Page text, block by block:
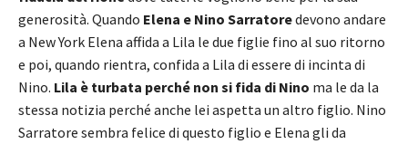
generosità. Quando Elena e Nino Sarratoredevono andare
a New York Elena affida a Lila le due figlie fino al suo ritorno
e poi, quando rientra, confida a Lila di essere di incinta di
Nino. Lila è turbata perché non si fida di Nino ma le da la
stessa notizia perché anche lei aspetta un altro figlio. Nino
Sarratore sembra felice di questo figlio e Elena gli da